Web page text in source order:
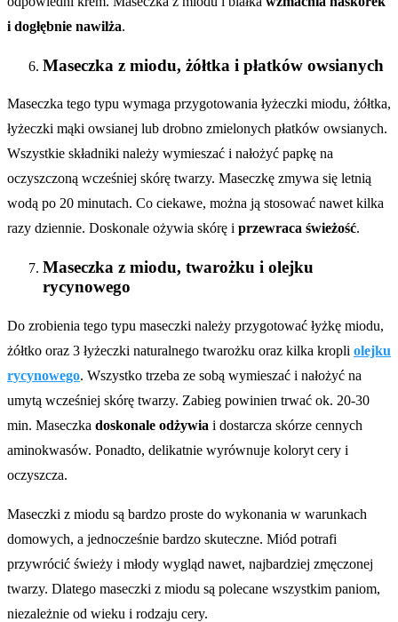
i dogłębnie nawilża.
Maseczka z miodu, żółtka i płatków owsianych
Maseczka tego typu wymaga przygotowania łyżeczki miodu, żółtka,
łyżeczki mąki owsianej lub drobno zmielonych płatków owsianych.
Wszystkie składniki należy wymieszać i nałożyć papkę na
oczyszczoną wcześniej skórę twarzy. Maseczkę zmywa się letnią
wodą po 20 minutach. Co ciekawe, można ją stosować nawet kilka
razy dziennie. Doskonale ożywia skórę i przewraca świeżość.
Maseczka z miodu, twarożku i olejku
rycynowego
Do zrobienia tego typu maseczki należy przygotować łyżkę miodu,
żółtko oraz 3 łyżeczki naturalnego twarożku oraz kilka kropli olejku
rycynowego. Wszystko trzeba ze sobą wymieszać i nałożyć na
umytą wcześniej skórę twarzy. Zabieg powinien trwać ok. 20-30
min. Maseczka doskonale odżywia i dostarcza skórze cennych
aminokwasów. Ponadto, delikatnie wyrównuje koloryt cery i
oczyszcza.
Maseczki z miodu są bardzo proste do wykonania w warunkach
domowych, a jednocześnie bardzo skuteczne. Miód potrafi
przywrócić świeży i młody wygląd nawet, najbardziej zmęczonej
twarzy. Dlatego maseczki z miodu są polecane wszystkim paniom,
niezależnie od wieku i rodzaju cery.